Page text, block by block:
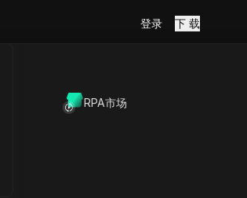
RPA市场
登录 下 载